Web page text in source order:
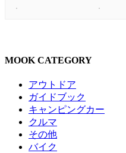
MOOK CATEGORY
アウトドア
ガイドブック
キャンピングカー
クルマ
その他
バイク